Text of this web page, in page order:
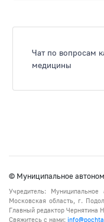
Чат по вопросам
медицины
© Муниципальное
Учредитель: Муниципальное
Московская область, г.
Главный редактор Чернятина
Свяжитесь с нами: